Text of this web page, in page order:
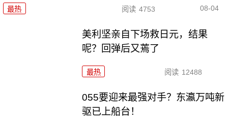
最热 阅读 4753 08-04
美利坚亲自下场救日元，结果
呢？回弹后又蔫了
最热 阅读 12488
055要迎来最强对手？东瀛万吨新
驱已上船台！